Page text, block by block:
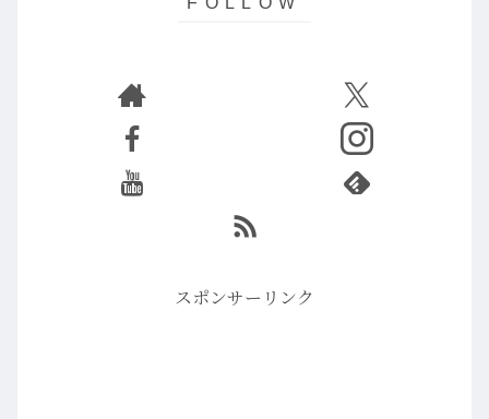
スポンサーリンク